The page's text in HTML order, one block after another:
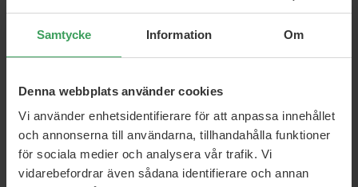
Samtycke Information Om
Denna webbplats använder cookies
Vi använder enhetsidentifierare för att anpassa innehållet
och annonserna till användarna, tillhandahålla funktioner
för sociala medier och analysera vår trafik. Vi
vidarebefordrar även sådana identifierare och annan
Pris120,95 kr
Köp nu
Pris213,95 kr